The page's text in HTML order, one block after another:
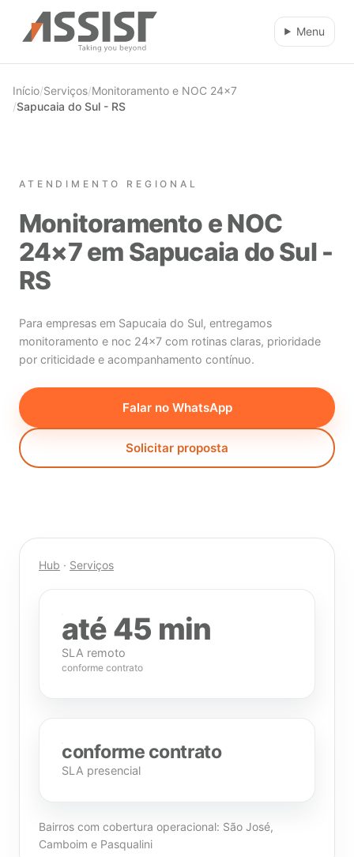
Ir direto para o conteúdo
Menu
Início/Serviços/Monitoramento e NOC 24×7
/Sapucaia do Sul - RS
ATENDIMENTO REGIONAL
Monitoramento e NOC
24×7 em Sapucaia do Sul -
RS
Para empresas em Sapucaia do Sul, entregamos
monitoramento e noc 24×7 com rotinas claras, prioridade
por criticidade e acompanhamento contínuo.
Falar no WhatsApp
Solicitar proposta
Hub · Serviços
até 45 min
SLA remoto
conforme contrato
conforme contrato
SLA presencial
Bairros com cobertura operacional: São José,
Camboim e Pasqualini